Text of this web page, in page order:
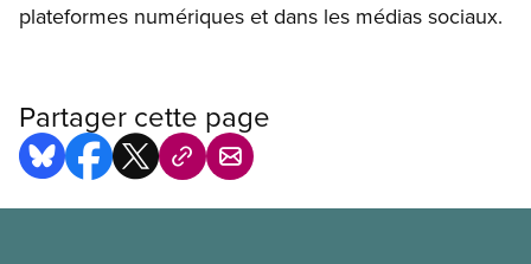
plateformes numériques et dans les médias sociaux.
Partager cette page